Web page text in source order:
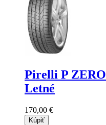
Pirelli P ZERO
Letné
170,00 €
Kúpiť